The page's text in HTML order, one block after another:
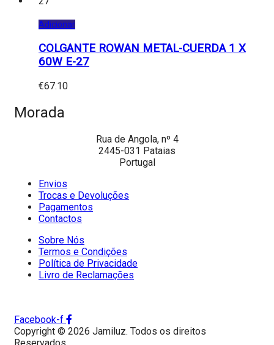
Adicionar
COLGANTE ROWAN METAL-CUERDA 1 X
60W E-27
€67.10
Morada
Rua de Angola, nº 4
2445-031 Pataias
Portugal
Envios
Trocas e Devoluções
Pagamentos
Contactos
Sobre Nós
Termos e Condições
Política de Privacidade
Livro de Reclamações
Facebook-f
Copyright © 2026 Jamiluz. Todos os direitos